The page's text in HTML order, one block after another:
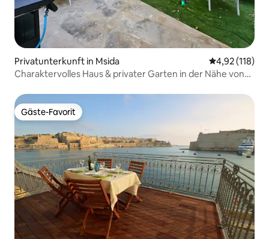
Privatunterkunft in Msida
4,92 (118)
Charaktervolles Haus & privater Garten in der Nähe von
Gäste-Favorit
Gäste-Favorit